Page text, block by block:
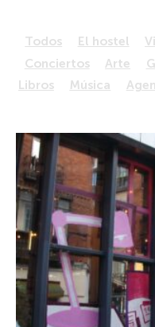
Todos El hostel
Conciertos
Arte
Libros
Música